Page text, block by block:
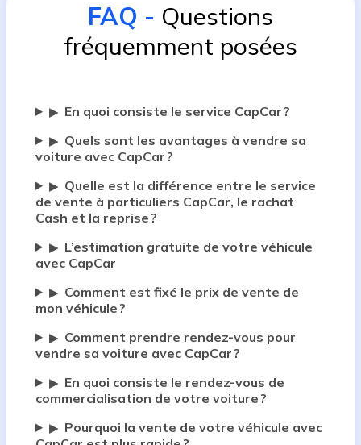
FAQ - Questions
fréquemment posées
▶ En quoi consiste le service CapCar ?
▶ Quels sont les avantages à vendre sa
voiture avec CapCar ?
▶ Quelle est la différence entre le service
de vente à particuliers CapCar, le rachat
Cash et la reprise ?
▶ L’estimation gratuite de votre véhicule
avec CapCar
▶ Comment est fixé le prix de vente de
mon véhicule ?
▶ Comment prendre rendez-vous pour
vendre sa voiture avec CapCar ?
▶ En quoi consiste le rendez-vous de
commercialisation de votre voiture ?
▶ Pourquoi la vente de votre véhicule avec